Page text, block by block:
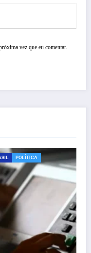
vez que eu comentar.